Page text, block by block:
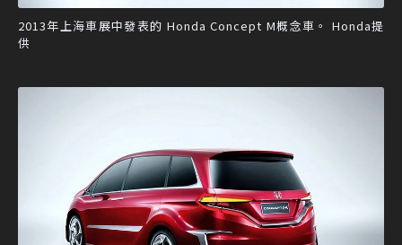
2013年上海車展中發表的 Honda Concept M概念車。 Honda提
供